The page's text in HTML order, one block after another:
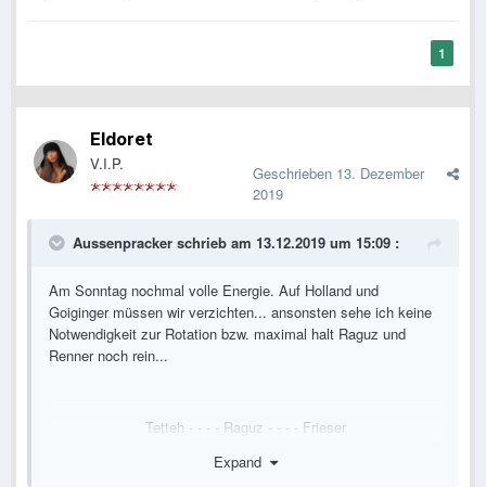
1
Eldoret
V.I.P. Geschrieben 13. Dezember
2019
Aussenpracker schrieb am 13.12.2019 um 15:09 :
Am Sonntag nochmal volle Energie. Auf Holland und
Goiginger müssen wir verzichten... ansonsten sehe ich keine
Notwendigkeit zur Rotation bzw. maximal halt Raguz und
Renner noch rein...
Tetteh - - - - Raguz - - - - Frieser
Renner - - Michorl - -MüllerWiesinger - - Ranftl
Expand